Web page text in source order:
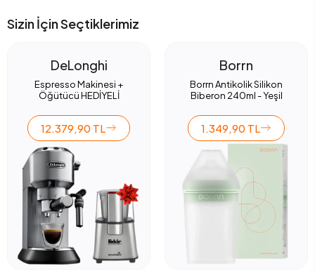
Sizin İçin Seçtiklerimiz
DeLonghi
Espresso Makinesi +
Öğütücü HEDİYELİ
12.379,90 TL
Borrn
Borrn Antikolik Silikon
Biberon 240ml - Yeşil
1.349,90 TL